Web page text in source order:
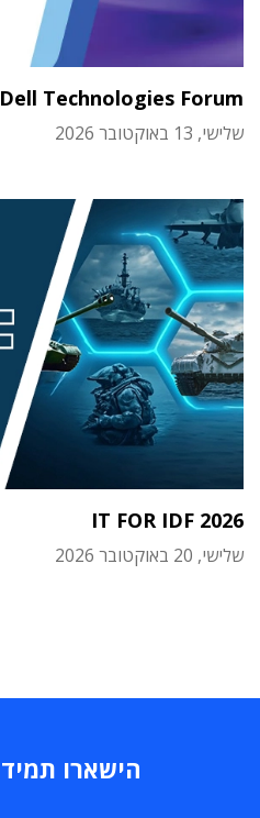
Dell Technologies Forum
שלישי, 13 באוקטובר 2026
IT FOR IDF 2026
שלישי, 20 באוקטובר 2026
הישארו